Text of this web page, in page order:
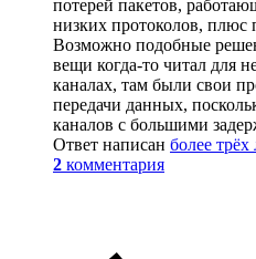
потерей пакетов,
низких протоколов,
Возможно подобные
вещи когда-то читал для
каналах, там были свои
передачи данных,
каналов с большими
Ответ написан более трёх
2 комментария